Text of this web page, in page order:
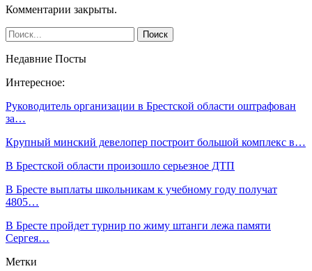
Комментарии закрыты.
Недавние Посты
Интересное:
Руководитель организации в Брестской области оштрафован
за…
Крупный минский девелопер построит большой комплекс в…
В Брестской области произошло серьезное ДТП
В Бресте выплаты школьникам к учебному году получат
4805…
В Бресте пройдет турнир по жиму штанги лежа памяти
Сергея…
Метки